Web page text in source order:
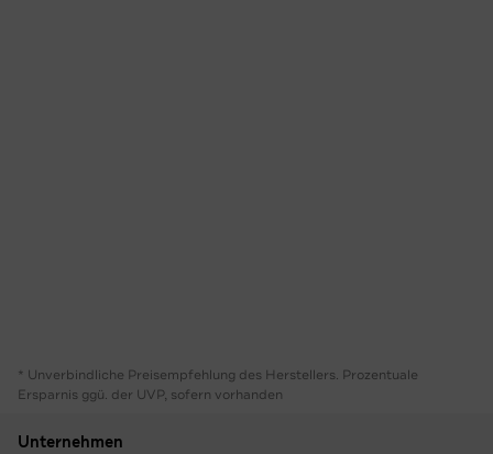
* Unverbindliche Preisempfehlung des Herstellers. Prozentuale
Ersparnis ggü. der UVP, sofern vorhanden
Unternehmen